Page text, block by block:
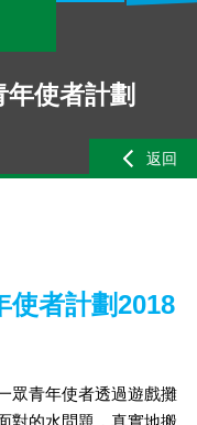
使者計劃
返回
使者計劃2018
眾青年使者透過遊戲攤
對的水問題，真實地搬